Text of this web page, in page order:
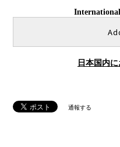
日本国内
通報する